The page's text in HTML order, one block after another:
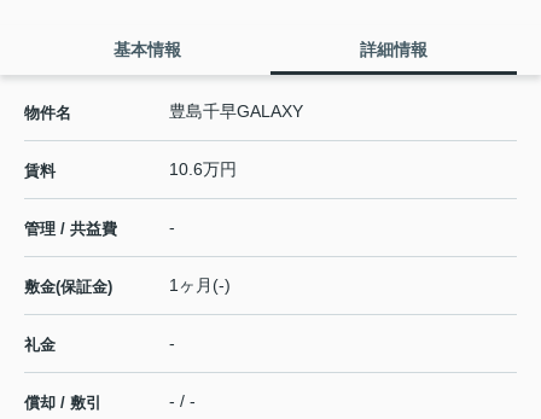
基本情報 詳細情報
物件名 豊島千早GALAXY
賃料 10.6万円
管理 / 共益費 -
敷金(保証金) 1ヶ月(-)
礼金 -
償却 / 敷引 - / -